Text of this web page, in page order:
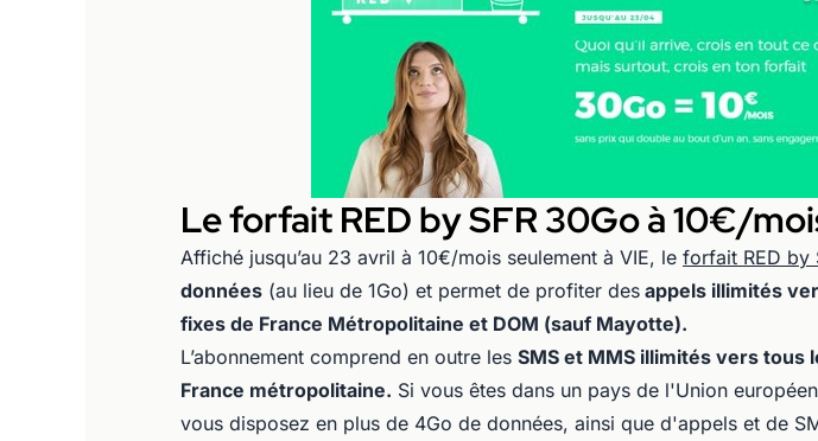
Le forfait RED by SFR 30Go à 10€/
Affiché jusqu’au 23 avril à 10€/mois seulement à VIE, le forfait RED by
données (au lieu de 1Go) et permet de profiter des appels illimités
fixes de France Métropolitaine et DOM (sauf Mayotte).
L’abonnement comprend en outre les SMS et MMS illimités vers tous
France métropolitaine. Si vous êtes dans un pays de l'Union
vous disposez en plus de 4Go de données, ainsi que d'appels et de